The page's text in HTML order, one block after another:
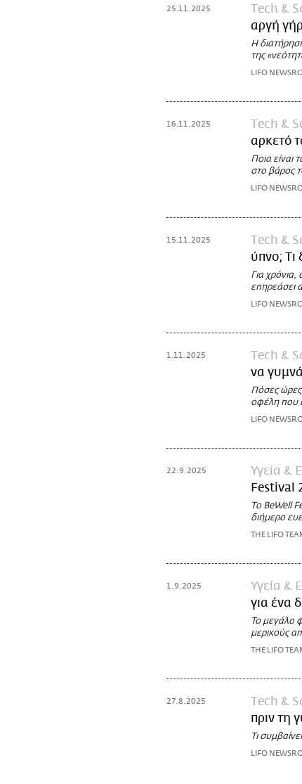
25.11.2025 Τech &
αργή
Η
της
LIFO
16.11.2025 Τech &
αρκετό
Ποια είναι
στο βάρος
LIFO
15.11.2025 Τech &
ύπνο; Τι
Για χρόνια,
επηρεάσει
LIFO
1.11.2025 Τech &
να
Πόσες ώρες
οφέλη που
LIFO
22.9.2025 Υγεία &
Festival
Το BeWell
διήμερο
THE LIFO
1.9.2025 Υγεία &
για ένα
To μεγάλο
μερικούς
THE LIFO
27.8.2025 Τech &
πριν τη
Τι
LIFO